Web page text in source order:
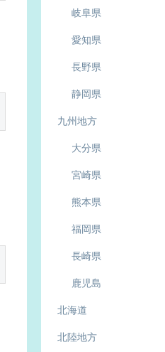
岐阜県
愛知県
長野県
静岡県
九州地方
大分県
宮崎県
熊本県
福岡県
長崎県
鹿児島
北海道
北陸地方